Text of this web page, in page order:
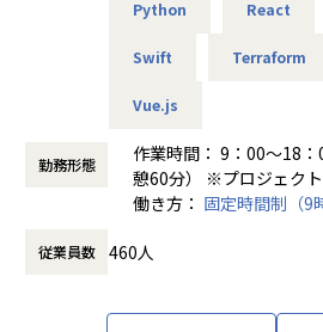
【業務の変更の範囲】
会社の定める範囲
ら活躍している社員も多数。女性管理
齢や性別を問わずフェアに評価される
＜チーム組織構成＞
入社後は原則2名以上のチームに配属
や丸投げはないです。
また、経験値に応じて先輩がフォロー
Python React
Swift Terraform
Vue.js
勤務形態
作業時間： 9：00～18
憩60分） ※プロジ
働き方： 固定時間制（9
時間外労働の有無： 有（
従業員数 460人